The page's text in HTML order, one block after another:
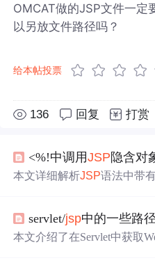
OMCAT做的JSP文件一定
以另放文件路径吗？
给本帖投票
136 回复 打赏
<%!中调用JSP隐含对
本文详细解析JSP语法中带
servlet/jsp中的一些路径
本文介绍了在Servlet中获取